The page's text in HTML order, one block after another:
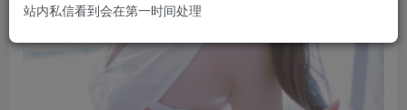
站内私信看到会在第一时间处理